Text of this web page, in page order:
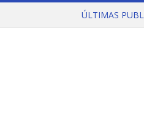
ÚLTIMAS